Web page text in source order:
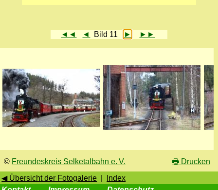
◄◄ ◄ Bild 11 ► ►►
© Freundeskreis Selketalbahn e. V. 🖶 Drucken
◀ Übersicht der Fotogalerie
Index